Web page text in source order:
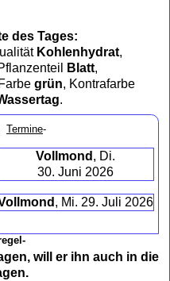
des Tages:
Kohlenhydrat,
Blatt,
grün, Kontrafarbe
.
Termine-
Vollmond , Di.
30. Juni 2026
, Mi. 29. Juli 2026
will er ihn auch in die